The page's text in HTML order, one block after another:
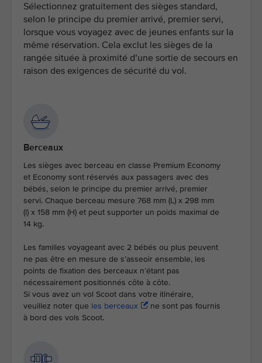
Sélectionnez gratuitement des sièges standard,
selon le principe du premier arrivé, premier servi,
lorsque vous voyagez avec de jeunes enfants sur la
même réservation. Cela exclut les sièges de la
rangée située à proximité d’une sortie de secours en
raison des exigences de sécurité du vol.
Berceaux
Les sièges avec berceau en classe Premium Economy
et Economy sont réservés aux passagers avec des
bébés, selon le principe du premier arrivé, premier
servi. Chaque berceau mesure 768 mm (L) x 298 mm
(l) x 158 mm (H) et peut supporter un poids maximal de
14 kg.
Les familles voyageant avec 2 bébés ou plus peuvent
ne pas être en mesure de s’asseoir ensemble, les
points de fixation des berceaux n’étant pas
nécessairement positionnés côte à côte.
Si vous avez un vol Scoot dans votre itinéraire,
veuillez noter que les berceaux
ne sont pas fournis
à bord des vols Scoot.​